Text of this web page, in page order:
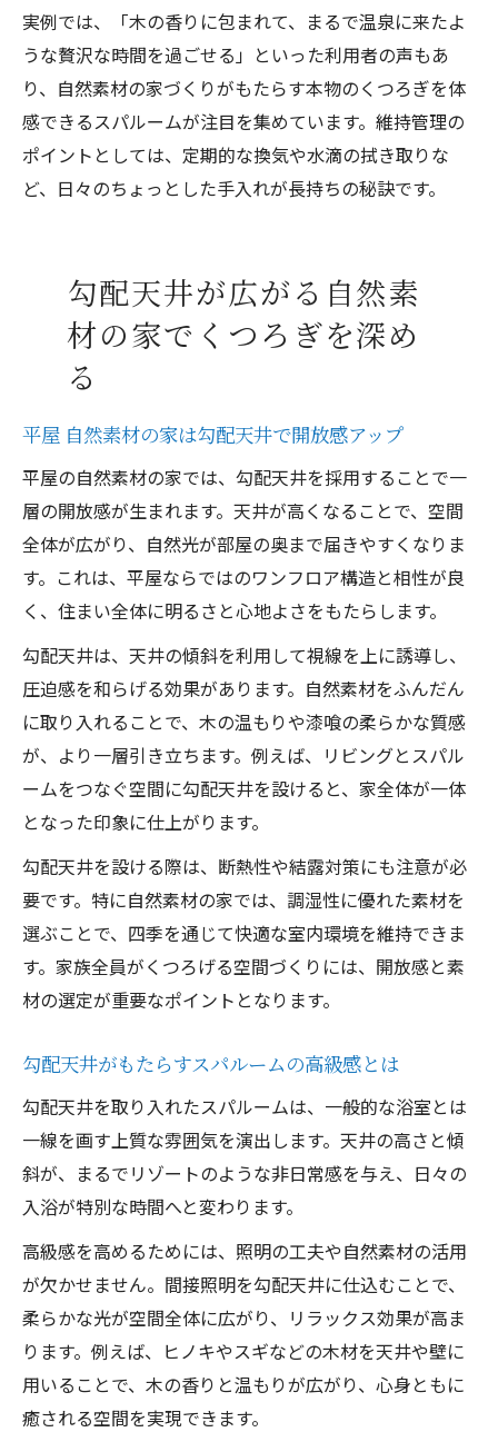
実例では、「木の香りに包まれて、まるで温泉に来たよ
うな贅沢な時間を過ごせる」といった利用者の声もあ
り、自然素材の家づくりがもたらす本物のくつろぎを体
感できるスパルームが注目を集めています。維持管理の
ポイントとしては、定期的な換気や水滴の拭き取りな
ど、日々のちょっとした手入れが長持ちの秘訣です。
勾配天井が広がる自然素
材の家でくつろぎを深め
る
平屋 自然素材の家は勾配天井で開放感アップ
平屋の自然素材の家では、勾配天井を採用することで一
層の開放感が生まれます。天井が高くなることで、空間
全体が広がり、自然光が部屋の奥まで届きやすくなりま
す。これは、平屋ならではのワンフロア構造と相性が良
く、住まい全体に明るさと心地よさをもたらします。
勾配天井は、天井の傾斜を利用して視線を上に誘導し、
圧迫感を和らげる効果があります。自然素材をふんだん
に取り入れることで、木の温もりや漆喰の柔らかな質感
が、より一層引き立ちます。例えば、リビングとスパル
ームをつなぐ空間に勾配天井を設けると、家全体が一体
となった印象に仕上がります。
勾配天井を設ける際は、断熱性や結露対策にも注意が必
要です。特に自然素材の家では、調湿性に優れた素材を
選ぶことで、四季を通じて快適な室内環境を維持できま
す。家族全員がくつろげる空間づくりには、開放感と素
材の選定が重要なポイントとなります。
勾配天井がもたらすスパルームの高級感とは
勾配天井を取り入れたスパルームは、一般的な浴室とは
一線を画す上質な雰囲気を演出します。天井の高さと傾
斜が、まるでリゾートのような非日常感を与え、日々の
入浴が特別な時間へと変わります。
高級感を高めるためには、照明の工夫や自然素材の活用
が欠かせません。間接照明を勾配天井に仕込むことで、
柔らかな光が空間全体に広がり、リラックス効果が高ま
ります。例えば、ヒノキやスギなどの木材を天井や壁に
用いることで、木の香りと温もりが広がり、心身ともに
癒される空間を実現できます。